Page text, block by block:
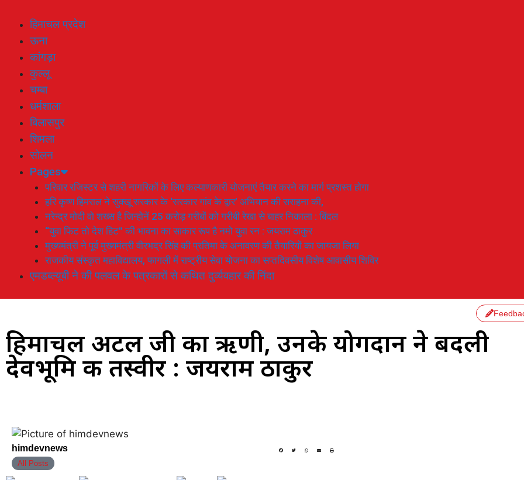
हिमाचल प्रदेश
ऊना
कांगड़ा
कुल्लू
चम्बा
धर्मशाला
बिलासपुर
शिमला
सोलन
Pages
परिवार रजिस्टर से शहरी नागरिकों के लिए कल्याणकारी योजनाएं तैयार करने का मार्ग प्रशस्त होगा
हरि कृष्ण हिमराल ने सुक्खू सरकार के ‘सरकार गांव के द्वार’ अभियान की सराहना की,
नरेन्द्र मोदी वो शख्स है जिन्होनें 25 करोड़ गरीबों को गरीबी रेखा से बाहर निकाला : बिंदल
“युवा फिट तो देश हिट” की भावना का साकार रूप है नमो युवा रन : जयराम ठाकुर
मुख्यमंत्री ने पूर्व मुख्यमंत्री वीरभद्र सिंह की प्रतिमा के अनावरण की तैयारियों का जायजा लिया
राजकीय संस्कृत महाविद्यालय, फागली में राष्ट्रीय सेवा योजना का सप्तदिवसीय विशेष आवासीय शिविर
एमडब्ल्यूबी ने की पलवल के पत्रकारों से कथित दुर्व्यवहार की निंदा
हिमाचल अटल जी का ऋणी, उनके योगदान ने बदली
देवभूमि की तस्वीर : जयराम ठाकुर
himdevnews
All Posts